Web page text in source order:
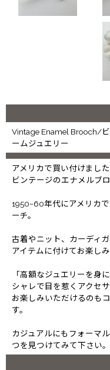
Vintage Enamel Brooch/
ームジュエリー
アメリカで買い付けました
ビンテージのエナメルブロ
1950~60年代にアメリカ
ーチ。
古着やニット、カーディ
アイテムに付けてお楽しみ
「高額なジュエリーを身
シャレで目を惹くアクセ
お楽しみいただけるのも
す。
カジュアルにもフォーマ
つを見つけてみて下さい。